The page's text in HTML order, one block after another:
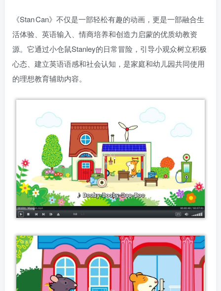
《Stan Can》不仅是一部轻松有趣的动画，更是一部融合生
活体验、英语输入、情商培养和创造力启蒙的优质幼教资
源。它通过小仓鼠Stanley的日常冒险，引导小观众树立积极
心态、建立英语语感和社会认知，是家庭和幼儿园共同使用
的理想教育辅助内容。